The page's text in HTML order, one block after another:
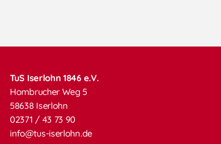
TuS Iserlohn 1846 e.V.
Hombrucher Weg 5
58638 Iserlohn
02371 / 43 73 90
info@tus-iserlohn.de